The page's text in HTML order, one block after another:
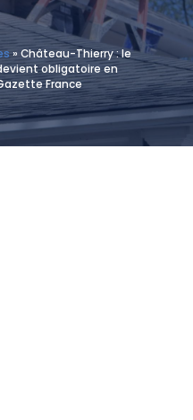
» Château-Thierry : le
obligatoire en
France